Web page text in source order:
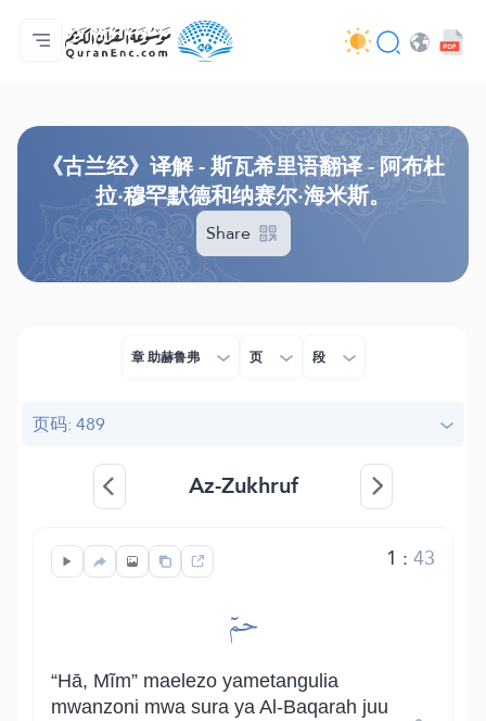
主页
译解目录
Audio
开发者服务 - API
关于此项目
联系我们
语言
《古兰经》译解 - 斯瓦希里语翻译 - 阿布杜
拉·穆罕默德和纳赛尔·海米斯。
Share
章 助赫鲁弗 页 段
页码: 489
Az-Zukhruf
1 :43
حمٓ
“Hā, Mĩm” maelezo yametangulia
mwanzoni mwa sura ya Al-Baqarah juu